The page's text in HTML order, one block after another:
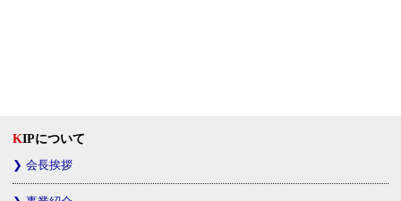
KIPについて
会長挨拶